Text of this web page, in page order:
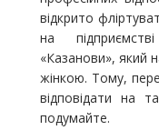
відкрито
на
«Казанови», який
жінкою. Тому,
відповідати на
подумайте.